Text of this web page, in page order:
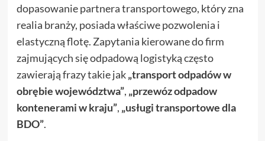
dopasowanie partnera transportowego, który zna
realia branży, posiada właściwe pozwolenia i
elastyczną flotę. Zapytania kierowane do firm
zajmujących się odpadową logistyką często
zawierają frazy takie jak„transport odpadów w
obrębie województwa”, „przewóz odpadow
kontenerami w kraju”, „usługi transportowe dla
BDO”.